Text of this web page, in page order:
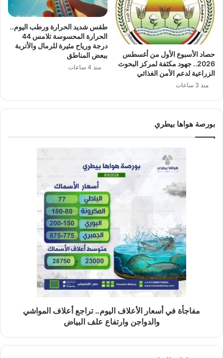
حصاد الأسبوع الأول من أغسطس
2026.. جهود مكثفة لمركز البحوث
الزراعية لدعم الأمن الغذائي
منذ 3 ساعات
طقس شديد الحرارة ورطب اليوم..
الحرارة المحسوسة تلامس 44
درجة ورياح مثيرة للرمال والأتربة
ببعض المناطق
منذ 4 ساعات
بورصة هواها بيطري
مفاجأة في أسعار الأعلاف اليوم.. تراجع أعلاف المواشي
والدواجن وارتفاع علف البياض